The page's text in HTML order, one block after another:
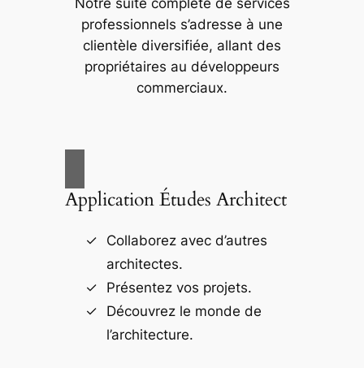
Notre suite complète de services
professionnels s’adresse à une
clientèle diversifiée, allant des
propriétaires au développeurs
commerciaux.
Application Études Architect
Collaborez avec d’autres
architectes.
Présentez vos projets.
Découvrez le monde de
l’architecture.